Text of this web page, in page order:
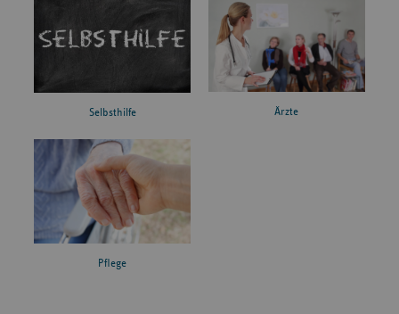
Selbsthilfe Ärzte
Pflege